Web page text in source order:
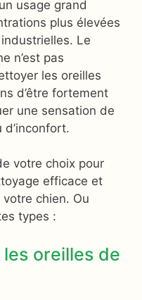
usage grand
plus élevées
Le
n’est pas
les oreilles
d’être fortement
une sensation de
votre choix pour
efficace et
chien. Ou
types :
oreilles de